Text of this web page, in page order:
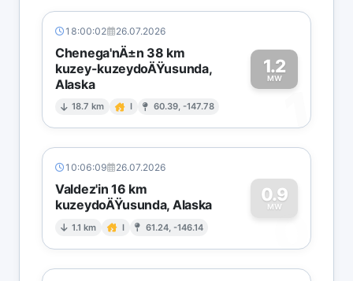
18:00:02 26.07.2026
Chenega'nÄ±n 38 km
kuzey-kuzeydoÄŸusunda,
Alaska
18.7 km I 60.39, -147.78
1.2
MW
1
10:06:09 26.07.2026
Valdez'in 16 km
kuzeydoÄŸusunda, Alaska
1.1 km I 61.24, -146.14
0.9
MW
0